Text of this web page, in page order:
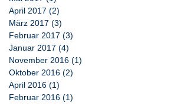
April 2017 (2)
März 2017 (3)
Februar 2017 (3)
Januar 2017 (4)
November 2016 (1)
Oktober 2016 (2)
April 2016 (1)
Februar 2016 (1)